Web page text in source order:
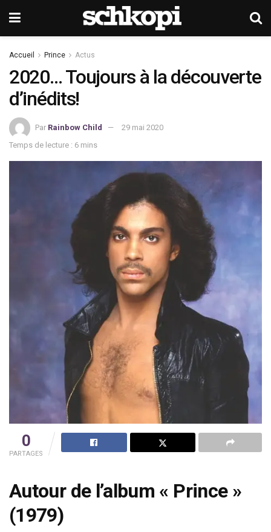
Accueil Prince Actus
2020… Toujours à la découverte
d’inédits!
Par Rainbow Child
29 mai 2020
Temps de lecture : 6 mins
0
PARTAGES
Autour de l’album « Prince »
(1979)